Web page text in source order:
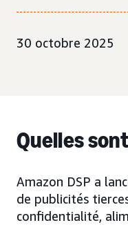
30 octobre 2025
Quelles
Amazon DSP a
de publicités
confidentialité,